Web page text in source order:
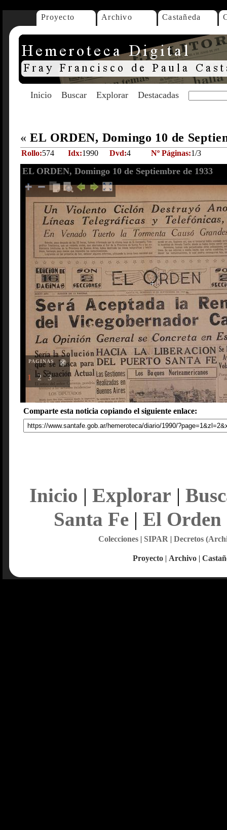
Proyecto Archivo Castañeda
Inicio Buscar Explorar Destacadas
« EL ORDEN, Domingo 10 de
Rollo:574 Idx:1990 Dvd:4 Nº Páginas:1/3
EL ORDEN, Domingo 10 de Septiembre de 1933
PAGINAS
1 2 3
Comparte esta noticia copiando el siguiente enlace:
Inicio | Explorar |
Santa Fe| El Orden
Colecciones| SIPAR | Decretos
Proyecto | Archivo |